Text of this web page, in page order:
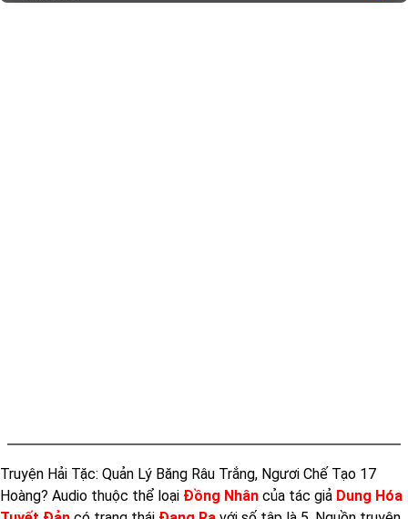
Truyện Hải Tặc: Quản Lý Băng Râu Trắng, Ngươi Chế Tạo 17
Hoàng? Audio thuộc thể loại Đồng Nhân của tác giả Dung Hóa